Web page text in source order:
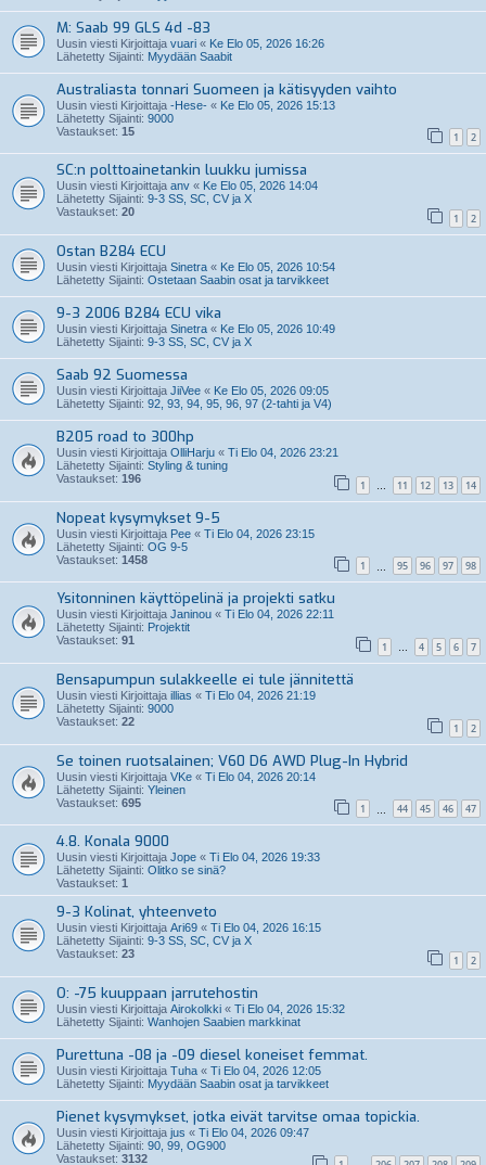
M: Saab 99 GLS 4d -83
Uusin viesti Kirjoittaja vuari « Ke Elo 05, 2026 16:26
Lähetetty Sijainti: Myydään Saabit
Australiasta tonnari Suomeen ja kätisyyden vaihto
Uusin viesti Kirjoittaja -Hese- « Ke Elo 05, 2026 15:13
Lähetetty Sijainti: 9000
Vastaukset: 15 1 2
SC:n polttoainetankin luukku jumissa
Uusin viesti Kirjoittaja anv « Ke Elo 05, 2026 14:04
Lähetetty Sijainti: 9-3 SS, SC, CV ja X
Vastaukset: 20 1 2
Ostan B284 ECU
Uusin viesti Kirjoittaja Sinetra « Ke Elo 05, 2026 10:54
Lähetetty Sijainti: Ostetaan Saabin osat ja tarvikkeet
9-3 2006 B284 ECU vika
Uusin viesti Kirjoittaja Sinetra « Ke Elo 05, 2026 10:49
Lähetetty Sijainti: 9-3 SS, SC, CV ja X
Saab 92 Suomessa
Uusin viesti Kirjoittaja JiiVee « Ke Elo 05, 2026 09:05
Lähetetty Sijainti: 92, 93, 94, 95, 96, 97 (2-tahti ja V4)
B205 road to 300hp
Uusin viesti Kirjoittaja OlliHarju « Ti Elo 04, 2026 23:21
Lähetetty Sijainti: Styling & tuning
Vastaukset: 196 1 … 11 12 13 14
Nopeat kysymykset 9-5
Uusin viesti Kirjoittaja Pee « Ti Elo 04, 2026 23:15
Lähetetty Sijainti: OG 9-5
Vastaukset: 1458 1 95 96 97 98
Ysitonninen käyttöpelinä ja projekti satku
Uusin viesti Kirjoittaja Janinou « Ti Elo 04, 2026 22:11
Lähetetty Sijainti: Projektit
Vastaukset: 91 1 … 4 5 6 7
Bensapumpun sulakkeelle ei tule jännitettä
Uusin viesti Kirjoittaja illias « Ti Elo 04, 2026 21:19
Lähetetty Sijainti: 9000
Vastaukset: 22 1 2
Se toinen ruotsalainen; V60 D6 AWD Plug-In Hybrid
Uusin viesti Kirjoittaja VKe « Ti Elo 04, 2026 20:14
Lähetetty Sijainti: Yleinen
Vastaukset: 695 1 44 45 46 47
4.8. Konala 9000
Uusin viesti Kirjoittaja Jope « Ti Elo 04, 2026 19:33
Lähetetty Sijainti: Olitko se sinä?
Vastaukset: 1
9-3 Kolinat, yhteenveto
Uusin viesti Kirjoittaja Ari69 « Ti Elo 04, 2026 16:15
Lähetetty Sijainti: 9-3 SS, SC, CV ja X
Vastaukset: 23 1 2
O: -75 kuuppaan jarrutehostin
Uusin viesti Kirjoittaja Airokolkki « Ti Elo 04, 2026 15:32
Lähetetty Sijainti: Wanhojen Saabien markkinat
Purettuna -08 ja -09 diesel koneiset femmat.
Uusin viesti Kirjoittaja Tuha « Ti Elo 04, 2026 12:05
Lähetetty Sijainti: Myydään Saabin osat ja tarvikkeet
Pienet kysymykset, jotka eivät tarvitse omaa topickia.
Uusin viesti Kirjoittaja jus « Ti Elo 04, 2026 09:47
Lähetetty Sijainti: 90, 99, OG900
Vastaukset: 3132